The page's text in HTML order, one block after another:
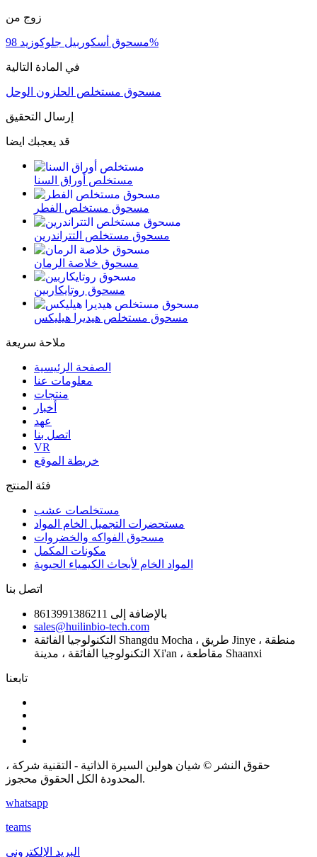
زوج من
مسحوق أسكوربيل جلوكوزيد 98%
في المادة التالية
مسحوق مستخلص الحلزون الوحل
إرسال التحقيق
قد يعجبك ايضا
مستخلص أوراق السنا
مسحوق مستخلص الفطر
مسحوق مستخلص التتراندرين
مسحوق خلاصة الرمان
مسحوق روتايكاربين
مسحوق مستخلص هيديرا هيليكس
ملاحة سريعة
الصفحة الرئيسية
معلومات عنا
منتجات
أخبار
عهد
اتصل بنا
VR
خريطة الموقع
فئة المنتج
مستخلصات عشب
مستحضرات التجميل الخام المواد
مسحوق الفواكه والخضروات
مكونات المكمل
المواد الخام لأبحاث الكيمياء الحيوية
اتصل بنا
بالإضافة إلى 8613991386211
sales@huilinbio-tech.com
التكنولوجيا الفائقة Shangdu Mocha ، طريق Jinye ، منطقة
التكنولوجيا الفائقة ، مدينة Xi'an ، مقاطعة Shaanxi
تابعنا
حقوق النشر © شيان هولين السيرة الذاتية - التقنية شركة ،
المحدودة الكل الحقوق محجوز.
whatsapp
teams
البريد الإلكتروني